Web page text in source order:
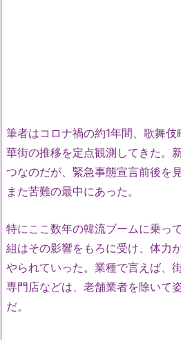
筆者はコロナ禍の約1年間、歌舞
華街の推移を定点観測してきた。
つなのだが、緊急事態宣言前後を
また苦難の最中にあった。
特にここ数年の韓流ブームに乗っ
組はその影響をもろに受け、体力
やられていった。業種で言えば、
専門店などは、老舗業者を除いて
だ。